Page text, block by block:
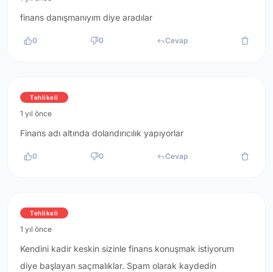
finans danışmanıyım diye aradılar
0 0 Cevap
Tehlikeli
1 yıl önce
Finans adı altında dolandırıcılık yapıyorlar
0 0 Cevap
Tehlikeli
1 yıl önce
Kendini kadir keskin sizinle finans konuşmak istiyorum
diye başlayan saçmalıklar. Spam olarak kaydedin